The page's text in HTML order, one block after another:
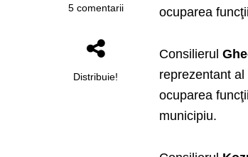
5 comentarii
Distribuie!
ocuparea
Consilierul
reprezentant
ocuparea
municipiu.